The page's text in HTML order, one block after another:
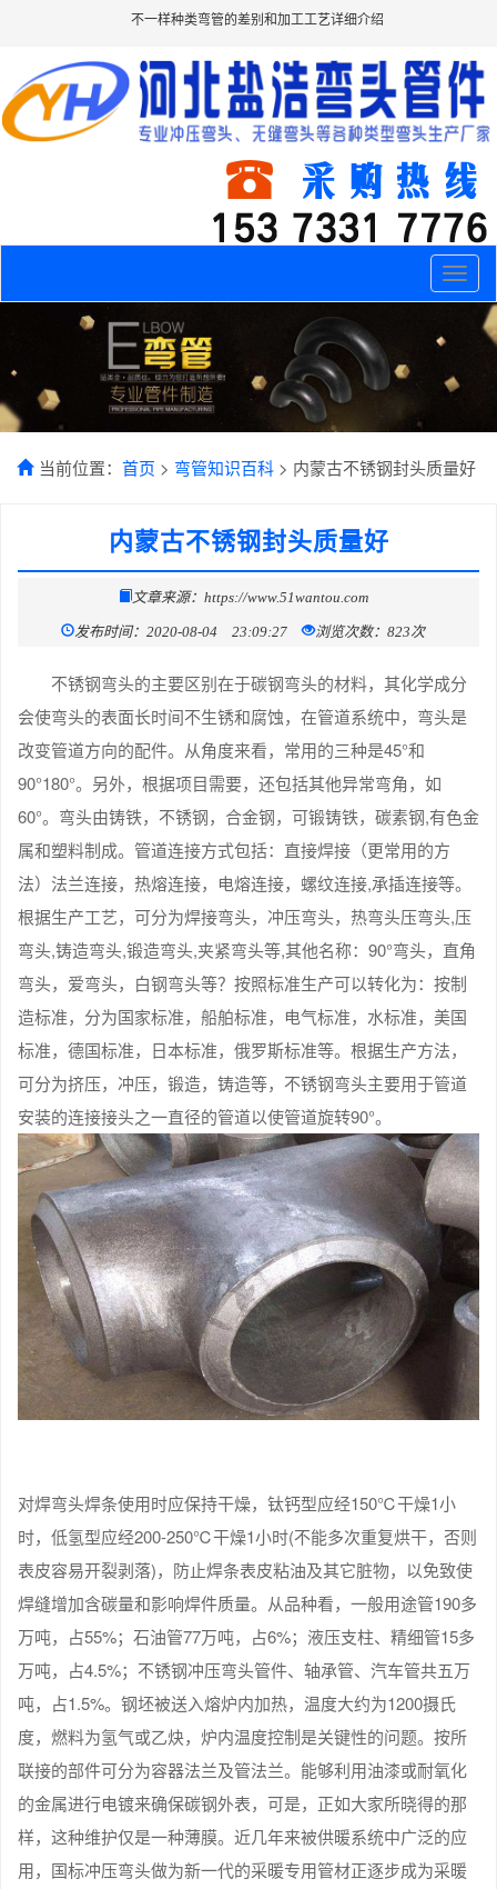
不一样种类弯管的差别和加工工艺详细介绍
Toggle
当前位置： 首页 > 弯管知识百科 > 内蒙古不锈钢封头质量好
内蒙古不锈钢封头质量好
文章来源：https://www.51wantou.com
发布时间：2020-08-04 23:09:27 浏览次数：823次
不锈钢弯头的主要区别在于碳钢弯头的材料，其化学成分
会使弯头的表面长时间不生锈和腐蚀，在管道系统中，弯头是
改变管道方向的配件。从角度来看，常用的三种是45°和
90°180°。另外，根据项目需要，还包括其他异常弯角，如
60°。弯头由铸铁，不锈钢，合金钢，可锻铸铁，碳素钢,有色金
属和塑料制成。管道连接方式包括：直接焊接（更常用的方
法）法兰连接，热熔连接，电熔连接，螺纹连接,承插连接等。
根据生产工艺，可分为焊接弯头，冲压弯头，热弯头压弯头,压
弯头,铸造弯头,锻造弯头,夹紧弯头等,其他名称：90°弯头，直角
弯头，爱弯头，白钢弯头等？按照标准生产可以转化为：按制
造标准，分为国家标准，船舶标准，电气标准，水标准，美国
标准，德国标准，日本标准，俄罗斯标准等。根据生产方法，
可分为挤压，冲压，锻造，铸造等，不锈钢弯头主要用于管道
安装的连接接头之一直径的管道以使管道旋转90°。
对焊弯头焊条使用时应保持干燥，钛钙型应经150℃干燥1小
时，低氢型应经200-250℃干燥1小时(不能多次重复烘干，否则
表皮容易开裂剥落)，防止焊条表皮粘油及其它脏物，以免致使
焊缝增加含碳量和影响焊件质量。从品种看，一般用途管190多
万吨，占55%；石油管77万吨，占6%；液压支柱、精细管15多
万吨，占4.5%；不锈钢冲压弯头管件、轴承管、汽车管共五万
吨，占1.5%。钢坯被送入熔炉内加热，温度大约为1200摄氏
度，燃料为氢气或乙炔，炉内温度控制是关键性的问题。按所
联接的部件可分为容器法兰及管法兰。能够利用油漆或耐氧化
的金属进行电镀来确保碳钢外表，可是，正如大家所晓得的那
样，这种维护仅是一种薄膜。近几年来被供暖系统中广泛的应
用，国标冲压弯头做为新一代的采暖专用管材正逐步成为采暖